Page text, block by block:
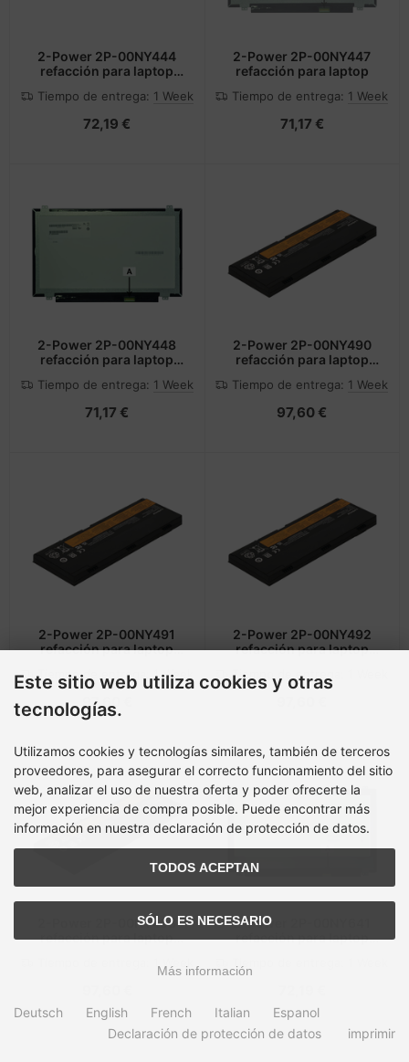
2-Power 2P-00NY444
refacción para laptop
Tiempo de entrega: 1 Week
72,19 €
2-Power 2P-00NY447
refacción para laptop
Tiempo de entrega: 1 Week
71,17 €
2-Power 2P-00NY448
refacción para laptop
Tiempo de entrega: 1 Week
71,17 €
2-Power 2P-00NY490
refacción para laptop
Tiempo de entrega: 1 Week
97,60 €
2-Power 2P-00NY491
refacción para laptop
Tiempo de entrega: 1 Week
97,60 €
2-Power 2P-00NY492
refacción para laptop
Tiempo de entrega:
2-Power 2P-00NY493
refacción para laptop
1 Week
2-Power 2P-00NY641
refacción para laptop
Tiempo de entrega:
Este sitio web utiliza cookies y otras
tecnologías.
Utilizamos cookies y tecnologías similares, también de terceros
proveedores, para asegurar el correcto funcionamiento del sitio
web, analizar el uso de nuestra oferta y poder ofrecerte la
mejor experiencia de compra posible. Puede encontrar más
información en nuestra declaración de protección de datos.
TODOS ACEPTAN
SÓLO ES NECESARIO
Más información
Deutsch English French Italian
Espanol
Declaración de protección de datos
imprimir